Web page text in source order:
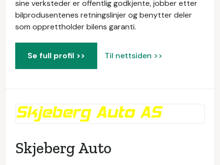
sine verksteder er offentlig godkjente, jobber etter
bilprodusentenes retningslinjer og benytter deler
som opprettholder bilens garanti.
Se full profil >> Til nettsiden >>
Skjeberg Auto